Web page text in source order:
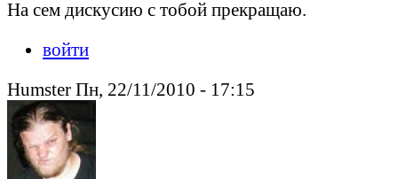
На сем дискусию с тобой прекращаю.
войти
Humster Пн, 22/11/2010 - 17:15